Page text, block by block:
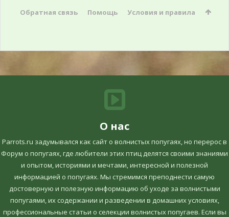
Обратная связь Помощь Условия и правила
О нас
Parrots.ru задумывался как сайт о волнистых попугаях, но перерос в
Форум о попугаях, где любители этих птиц делятся своими знаниями
и опытом, историями и мечтами, интересной и полезной
информацией о попугаях. Мы стремимся преподнести самую
достоверную и полезную информацию об уходе за волнистыми
попугаями, их содержании и разведении в домашних условиях,
профессиональные статьи о селекции волнистых попугаев. Если вы